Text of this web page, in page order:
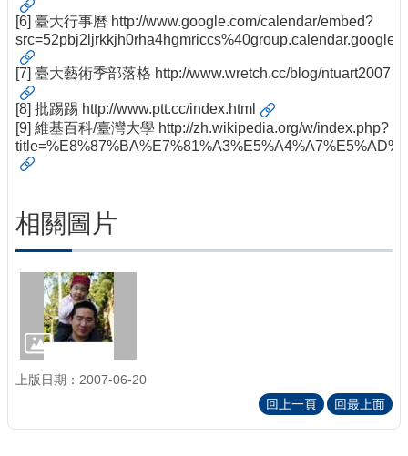
[6] 臺大行事曆 http://www.google.com/calendar/embed?
[7] 臺大藝術季部落格 http://www.wretch.cc/blog/ntuart2007
[8] 批踢踢 http://www.ptt.cc/index.html
[9] 維基百科/臺灣大學 http://zh.wikipedia.org/w/index.php?
相關圖片
上版日期：2007-06-20
回上一頁
回最上面